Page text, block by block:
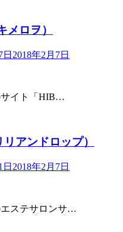
ロヲ）
2018年2月7日
サイト「HIB…
アンドロップ）
2018年2月7日
エステサロンサ…